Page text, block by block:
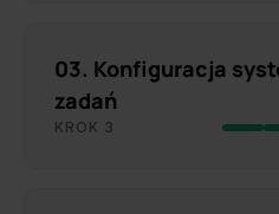
03. Konfiguracja
zadań
KROK 3